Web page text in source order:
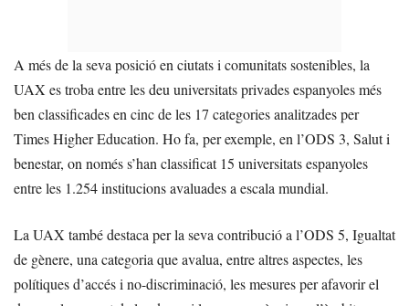
A més de la seva posició en ciutats i comunitats sostenibles, la
UAX es troba entre les deu universitats privades espanyoles més
ben classificades en cinc de les 17 categories analitzades per
Times Higher Education. Ho fa, per exemple, en l’ODS 3, Salut i
benestar, on només s’han classificat 15 universitats espanyoles
entre les 1.254 institucions avaluades a escala mundial.
La UAX també destaca per la seva contribució a l’ODS 5, Igualtat
de gènere, una categoria que avalua, entre altres aspectes, les
polítiques d’accés i no-discriminació, les mesures per afavorir el